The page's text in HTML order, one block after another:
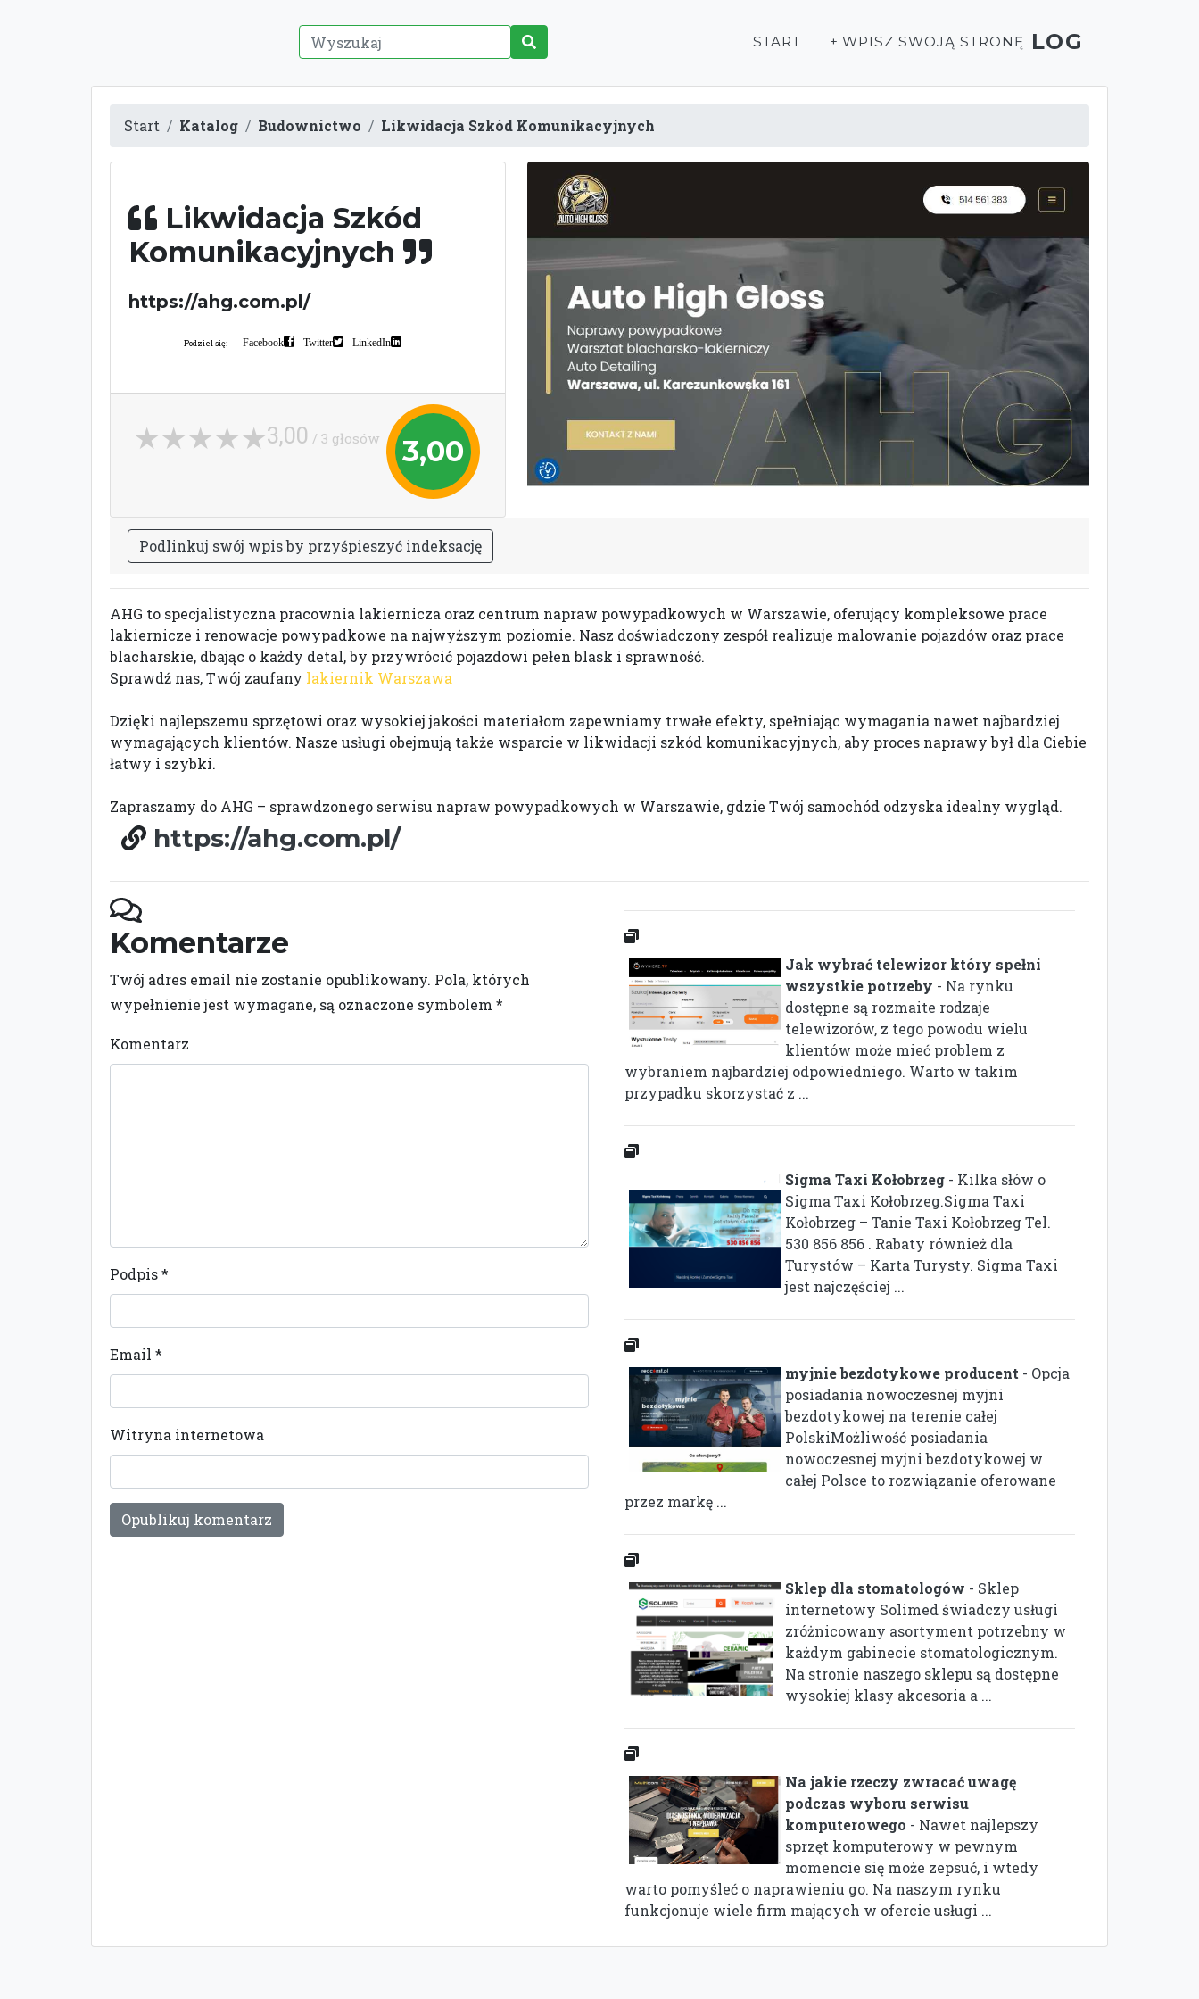
START + WPISZ SWOJĄ STRONĘ LOG
Start Katalog Budownictwo Likwidacja Szkód Komunikacyjnych
Likwidacja Szkód
Komunikacyjnych
https://ahg.com.pl/
Podziel się: Facebook Twitter LinkedIn
3,00
3,00 / 3 głosów
Podlinkuj swój wpisby przyśpieszyć indeksację
AHG to specjalistyczna pracownia lakiernicza oraz centrum napraw powypadkowych w Warszawie, oferujący kompleksowe prace
lakiernicze i renowacje powypadkowe na najwyższym poziomie. Nasz doświadczony zespół realizuje malowanie pojazdów oraz prace
blacharskie, dbając o każdy detal, by przywrócić pojazdowi pełen blask i sprawność.
Sprawdź nas, Twój zaufany lakiernik Warszawa
Dzięki najlepszemu sprzętowi oraz wysokiej jakości materiałom zapewniamy trwałe efekty, spełniając wymagania nawet najbardziej
wymagających klientów. Nasze usługi obejmują także wsparcie w likwidacji szkód komunikacyjnych, aby proces naprawy był dla Ciebie
łatwy i szybki.
Zapraszamy do AHG – sprawdzonego serwisu napraw powypadkowych w Warszawie, gdzie Twój samochód odzyska idealny wygląd.
https://ahg.com.pl/
Komentarze
Twój adres email nie zostanie opublikowany. Pola, których
wypełnienie jest wymagane, są oznaczone symbolem *
Komentarz
Podpis*
Email *
Witryna internetowa
Jak wybrać telewizor który spełni
wszystkie potrzeby - Na rynku
dostępne są rozmaite rodzaje
telewizorów, z tego powodu wielu
klientów może mieć problem z
wybraniem najbardziej odpowiedniego. Warto w takim
przypadku skorzystać z ...
Sigma Taxi Kołobrzeg - Kilka słów o
Sigma Taxi Kołobrzeg.Sigma Taxi
Kołobrzeg – Tanie Taxi Kołobrzeg Tel.
530 856 856 . Rabaty również dla
Turystów – Karta Turysty. Sigma Taxi
jest najczęściej ...
myjnie bezdotykowe producent - Opcja
posiadania nowoczesnej myjni
bezdotykowej na terenie całej
PolskiMożliwość posiadania
nowoczesnej myjni bezdotykowej w
całej Polsce to rozwiązanie oferowane
przez markę ...
Sklep dla stomatologów - Sklep
internetowy Solimed świadczy usługi
zróżnicowany asortyment potrzebny w
każdym gabinecie stomatologicznym.
Na stronie naszego sklepu są dostępne
wysokiej klasy akcesoria a ...
Na jakie rzeczy zwracać uwagę
podczas wyboru serwisu
komputerowego - Nawet najlepszy
sprzęt komputerowy w pewnym
momencie się może zepsuć, i wtedy
warto pomyśleć o naprawieniu go. Na naszym rynku
funkcjonuje wiele firm mających w ofercie usługi ...